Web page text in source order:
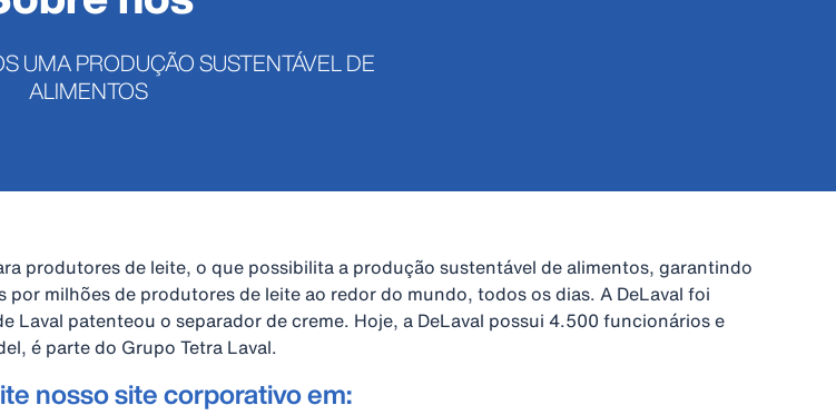
UMA PRODUÇÃO SUSTENTÁVEL DE
ALIMENTOS
produtores de leite, o que possibilita a produção sustentável de alimentos, garantindo
milhões de produtores de leite ao redor do mundo, todos os dias. A DeLaval foi
Laval patenteou o separador de creme. Hoje, a DeLaval possui 4.500 funcionários e
é parte do Grupo Tetra Laval.
nosso site corporativo em: